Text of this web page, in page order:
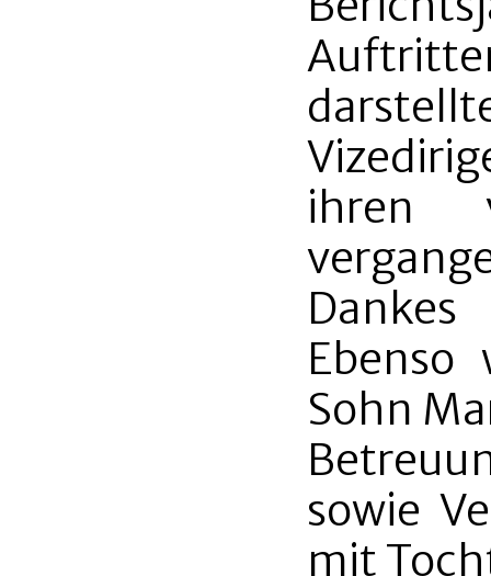
ihren
Sohn
sowie
mit